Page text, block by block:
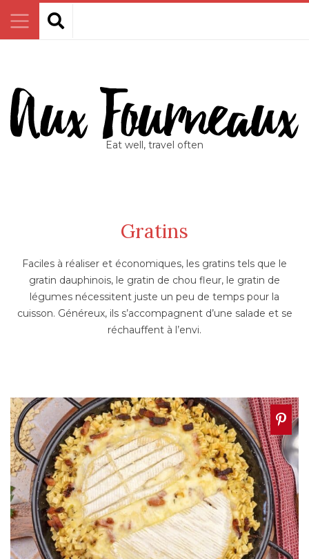
Eat well, travel often
Gratins
Faciles à réaliser et économiques, les gratins tels que le
gratin dauphinois, le gratin de chou fleur, le gratin de
légumes nécessitent juste un peu de temps pour la
cuisson. Généreux, ils s’accompagnent d’une salade et se
réchauffent à l’envi.